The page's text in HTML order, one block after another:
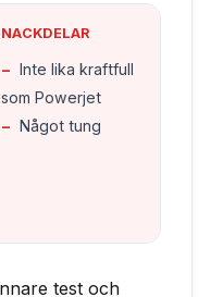
NACKDELAR
− Inte lika kraftfull
som Powerjet
− Något tung